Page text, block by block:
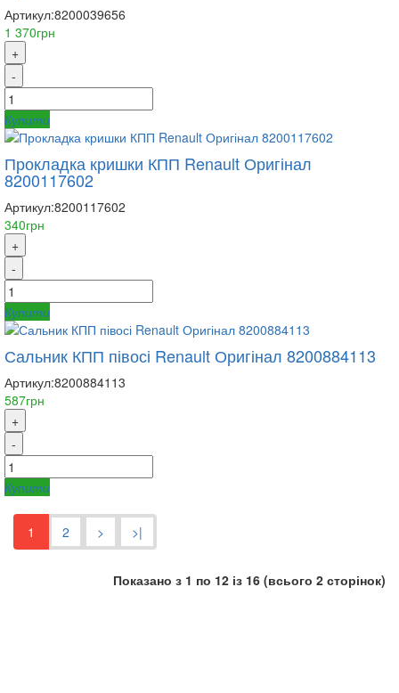
Артикул:8200039656
1 370грн
+
-
Купити
Прокладка кришки КПП Renault Оригінал
8200117602
Артикул:8200117602
340грн
+
-
Купити
Сальник КПП півосі Renault Оригінал 8200884113
Артикул:8200884113
587грн
+
-
Купити
1 2 > >|
Показано з 1 по 12 із 16 (всього 2 сторінок)